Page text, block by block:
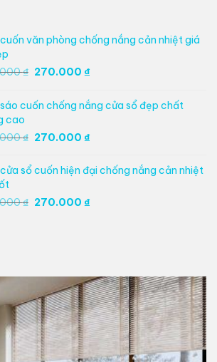
cuốn văn phòng chống nắng cản nhiệt giá
₫ Giá
là:
350.000 ₫.
270.000 ₫Giá
tại
là:
270.000 ₫.
sáo cuốn chống nắng cửa sổ đẹp chất
cao
₫ Giá
là:
350.000 ₫.
270.000 ₫Giá
tại
là:
270.000 ₫.
cửa sổ cuốn hiện đại chống nắng cản nhiệt
₫ Giá
270.000 ₫Giá